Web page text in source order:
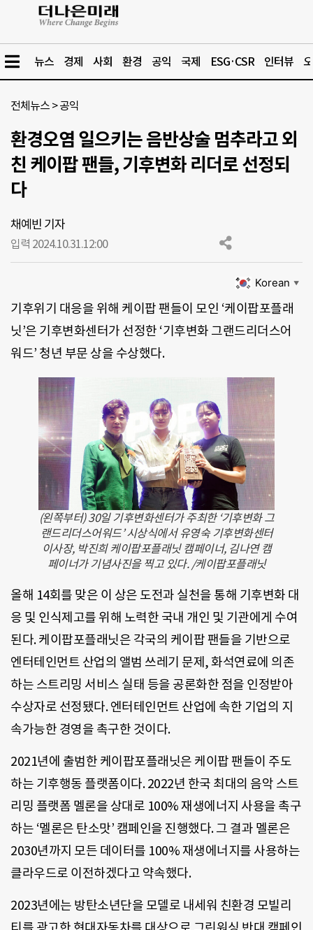
뉴스 경제 사회 환경 공익 국제 ESG·CSR 인터뷰
전체뉴스 >공익
환경오염 일으키는 음반상술 멈추라고 외
친 케이팝 팬들, 기후변화 리더로 선정되
다
채예빈 기자
입력 2024.10.31.12:00
Korean ▼
기후위기 대응을 위해 케이팝 팬들이 모인 ‘케이팝포플래
닛’은 기후변화센터가 선정한 ‘기후변화 그랜드리더스어
워드’ 청년 부문 상을 수상했다.
(왼쪽부터) 30일 기후변화센터가 주최한 ‘기후변화 그
랜드리더스어워드’ 시상식에서 유영숙 기후변화센터
이사장, 박진희 케이팝포플래닛 캠페이너, 김나연 캠
페이너가 기념사진을 찍고 있다. /케이팝포플래닛
올해 14회를 맞은 이 상은 도전과 실천을 통해 기후변화 대
응 및 인식제고를 위해 노력한 국내 개인 및 기관에게 수여
된다. 케이팝포플래닛은 각국의 케이팝 팬들을 기반으로
엔터테인먼트 산업의 앨범 쓰레기 문제, 화석연료에 의존
하는 스트리밍 서비스 실태 등을 공론화한 점을 인정받아
수상자로 선정됐다. 엔터테인먼트 산업에 속한 기업의 지
속가능한 경영을 촉구한 것이다.
2021년에 출범한 케이팝포플래닛은 케이팝 팬들이 주도
하는 기후행동 플랫폼이다. 2022년 한국 최대의 음악 스트
리밍 플랫폼 멜론을 상대로 100% 재생에너지 사용을 촉구
하는 ‘멜론은 탄소맛’ 캠페인을 진행했다. 그 결과 멜론은
2030년까지 모든 데이터를 100% 재생에너지를 사용하는
클라우드로 이전하겠다고 약속했다.
2023년에는 방탄소년단을 모델로 내세워 친환경 모빌리